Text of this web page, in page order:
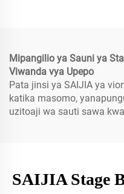
Mipangilio ya Sauni ya
Viwanda vya Upepo
Pata jinsi ya SAIJIA ya
katika masomo,
uzitoaji wa sauti sawa
SAIJIA Stage